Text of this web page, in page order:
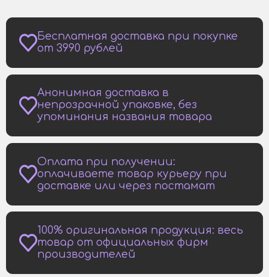
Бесплатная доставка при покупке
от 3990 рублей
Анонимная доставка в
непрозрачной упаковке, без
упоминания названия товара
Оплата при получении:
оплачиваете товар курьеру при
доставке или через постамат
100% оригинальная продукция: весь
товар от официальных фирм
производителей